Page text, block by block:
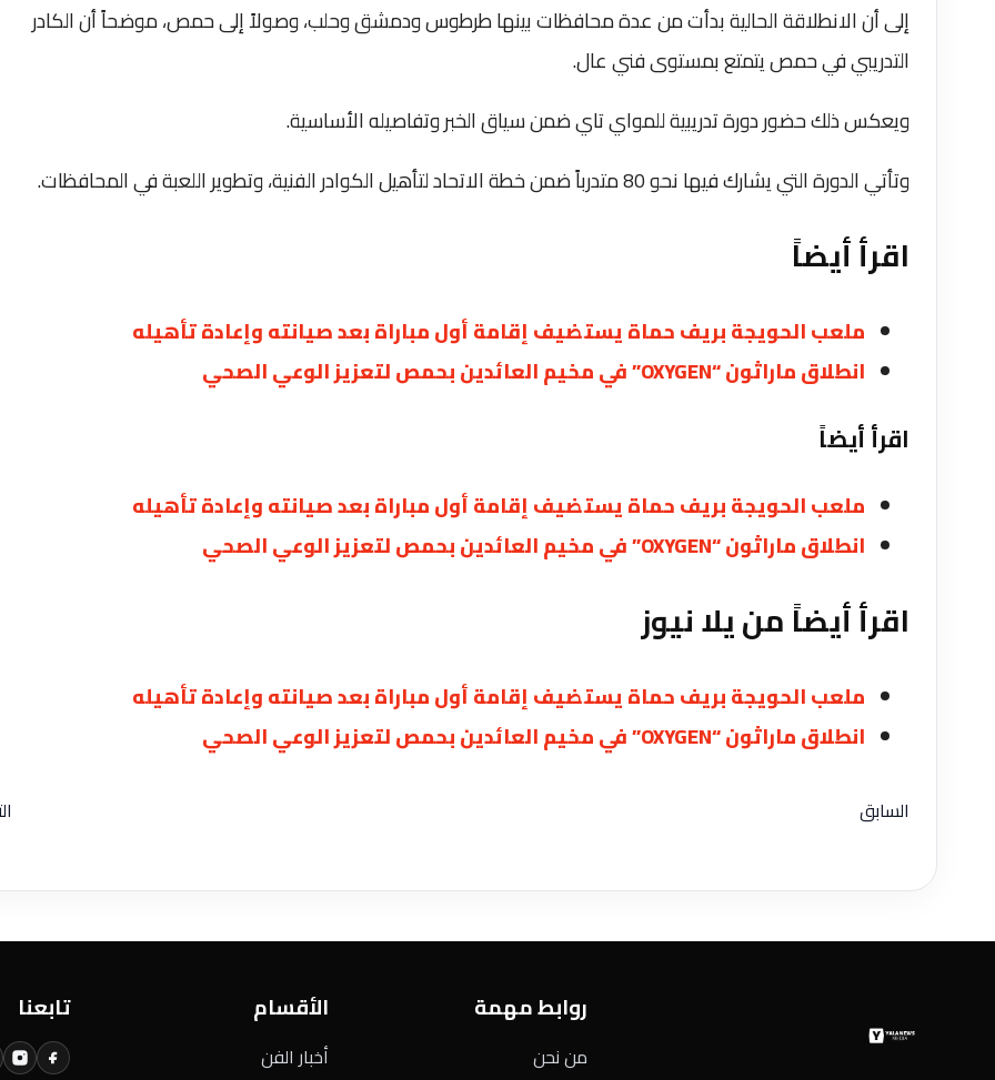
إلى أن الانطلاقة الحالية بدأت من عدة محافظات بينها طرطوس ودمشق وحلب، وصولاً إلى حمص، موضحاً أن الكادر
التدريبي في حمص يتمتع بمستوى فني عال.
ويعكس ذلك حضور دورة تدريبية للمواي تاي ضمن سياق الخبر وتفاصيله الأساسية.
وتأتي الدورة التي يشارك فيها نحو 80 متدرباً ضمن خطة الاتحاد لتأهيل الكوادر الفنية، وتطوير اللعبة في المحافظات.
اقرأ أيضاً
ملعب الحويجة بريف حماة يستضيف إقامة أول مباراة بعد صيانته وإعادة تأهيله
انطلاق ماراثون “OXYGEN” في مخيم العائدين بحمص لتعزيز الوعي الصحي
اقرأ أيضاً
ملعب الحويجة بريف حماة يستضيف إقامة أول مباراة بعد صيانته وإعادة تأهيله
انطلاق ماراثون “OXYGEN” في مخيم العائدين بحمص لتعزيز الوعي الصحي
اقرأ أيضاً من يلا نيوز
ملعب الحويجة بريف حماة يستضيف إقامة أول مباراة بعد صيانته وإعادة تأهيله
انطلاق ماراثون “OXYGEN” في مخيم العائدين بحمص لتعزيز الوعي الصحي
السابق
روابط مهمة
من نحن
الأقسام
أخبار الفن
تابعنا